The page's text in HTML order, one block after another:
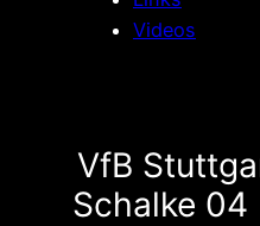
Videos
VfB
Schalke